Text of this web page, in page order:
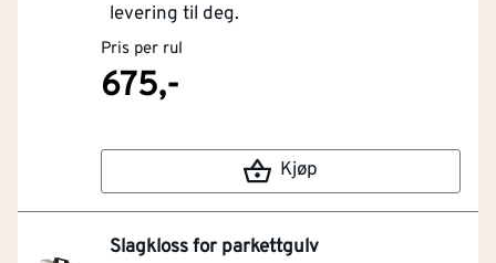
levering til deg.
Pris per rul
675,-
Kjøp
Slagkloss for parkettgulv